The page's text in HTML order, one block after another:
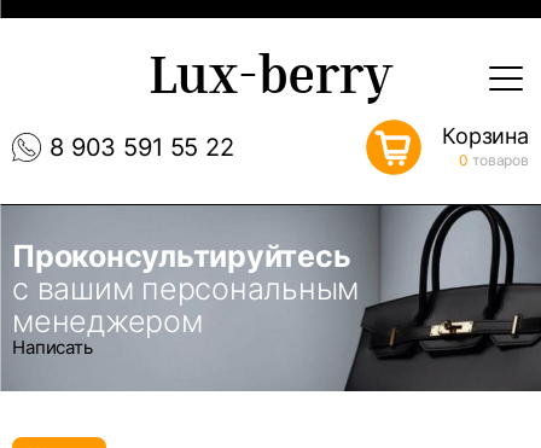
8 903 591 55 22
Lux-berry
Корзина
0 товаров
Проконсультируйтесь
с вашим персональным
менеджером
Написать